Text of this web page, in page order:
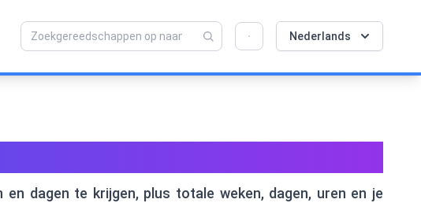
Nederlands
dagen te krijgen, plus totale weken, dagen, uren en je
💡 Hou van deze tool? Help ons om het nog
beter te maken!
Klik om te openen →